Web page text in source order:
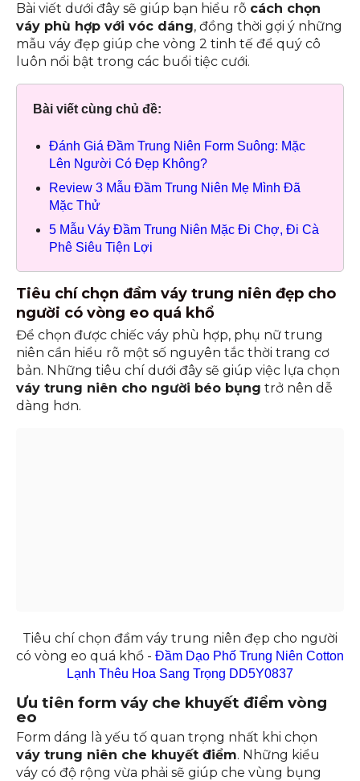
Bài viết dưới đây sẽ giúp bạn hiểu rõ cách chọn
váy phù hợp với vóc dáng, đồng thời gợi ý những
mẫu váy đẹp giúp che vòng 2 tinh tế để quý cô
luôn nổi bật trong các buổi tiệc cưới.
Bài viết cùng chủ đề:
Đánh Giá Đầm Trung Niên Form Suông: Mặc
Lên Người Có Đẹp Không?
Review 3 Mẫu Đầm Trung Niên Mẹ Mình Đã
Mặc Thử
5 Mẫu Váy Đầm Trung Niên Mặc Đi Chợ, Đi Cà
Phê Siêu Tiện Lợi
Tiêu chí chọn đầm váy trung niên đẹp cho
người có vòng eo quá khổ
Để chọn được chiếc váy phù hợp, phụ nữ trung
niên cần hiểu rõ một số nguyên tắc thời trang cơ
bản. Những tiêu chí dưới đây sẽ giúp việc lựa chọn
váy trung niên cho người béo bụng trở nên dễ
dàng hơn.
Tiêu chí chọn đầm váy trung niên đẹp cho người
có vòng eo quá khổ - Đầm Dạo Phố Trung Niên Cotton
Lạnh Thêu Hoa Sang Trọng DD5Y0837
Ưu tiên form váy che khuyết điểm vòng
eo
Form dáng là yếu tố quan trọng nhất khi chọn
váy trung niên che khuyết điểm. Những kiểu
váy có độ rộng vừa phải sẽ giúp che vùng bụng